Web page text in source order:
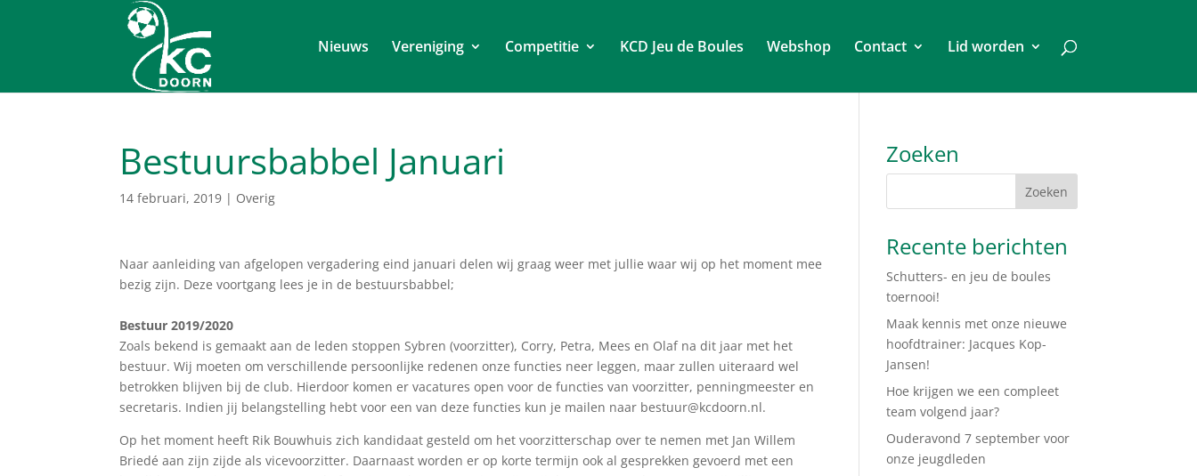
Nieuws Vereniging Competitie KCD Jeu de Boules Webshop Contact Lid worden
Bestuursbabbel Januari
14 februari, 2019 | Overig
Naar aanleiding van afgelopen vergadering eind januari delen wij graag weer met jullie waar wij op het moment mee
bezig zijn. Deze voortgang lees je in de bestuursbabbel;
Bestuur 2019/2020
Zoals bekend is gemaakt aan de leden stoppen Sybren (voorzitter), Corry, Petra, Mees en Olaf na dit jaar met het
bestuur. Wij moeten om verschillende persoonlijke redenen onze functies neer leggen, maar zullen uiteraard wel
betrokken blijven bij de club. Hierdoor komen er vacatures open voor de functies van voorzitter, penningmeester en
secretaris. Indien jij belangstelling hebt voor een van deze functies kun je mailen naar bestuur@kcdoorn.nl.
Op het moment heeft Rik Bouwhuis zich kandidaat gesteld om het voorzitterschap over te nemen met Jan Willem
Briedé aan zijn zijde als vicevoorzitter. Daarnaast worden er op korte termijn ook al gesprekken gevoerd met een
Zoeken
Recente berichten
Schutters- en jeu de boules
toernooi!
Maak kennis met onze nieuwe
hoofdtrainer: Jacques Kop-
Jansen!
Hoe krijgen we een compleet
team volgend jaar?
Ouderavond 7 september voor
onze jeugdleden